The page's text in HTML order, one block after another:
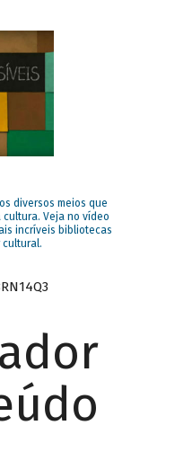
diversos meios que
cultura. Veja no vídeo
incríveis bibliotecas
cultural.